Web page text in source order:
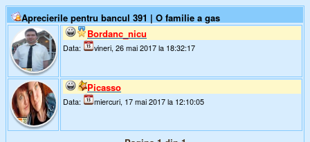
Aprecierile pentru bancul 391 | O familie a gas
Bordanc_nicu
Data: vineri, 26 mai 2017 la 18:32:17
Picasso
Data: miercuri, 17 mai 2017 la 12:10:05